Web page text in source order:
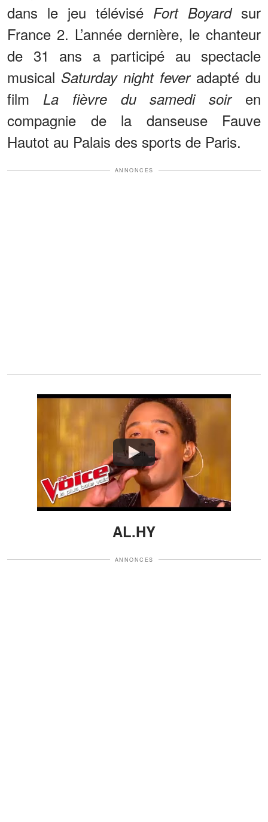
dans le jeu télévisé Fort Boyardsur
France 2. L’année dernière, le chanteur
de 31 ans a participé au spectacle
musical Saturday night feveradapté du
film La fièvre du samedi soiren
compagnie de la danseuse Fauve
Hautot au Palais des sports de Paris.
ANNONCES
Watch
AL.HY
ANNONCES